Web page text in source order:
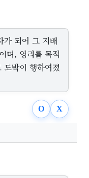
가 되어 그 지배
며, 영리를 목적
박이 행하여졌
O X